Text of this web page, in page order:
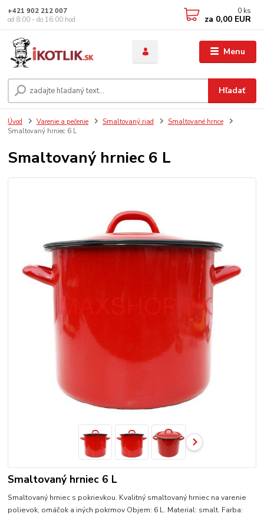
Menu
Hľadať
+421 902 212 007
od 8:00 - do 16:00 hod
0 ks
za 0,00 EUR
Úvod Varenie a pečenie Smaltovaný riad
Smaltované hrnce
Smaltovaný hrniec 6 L
Smaltovaný hrniec 6 L
Smaltovaný hrniec 6 L
Smaltovaný hrniec s pokrievkou. Kvalitný smaltovaný hrniec na varenie
polievok, omáčok a iných pokrmov Objem: 6 L. Material: smalt. Farba: